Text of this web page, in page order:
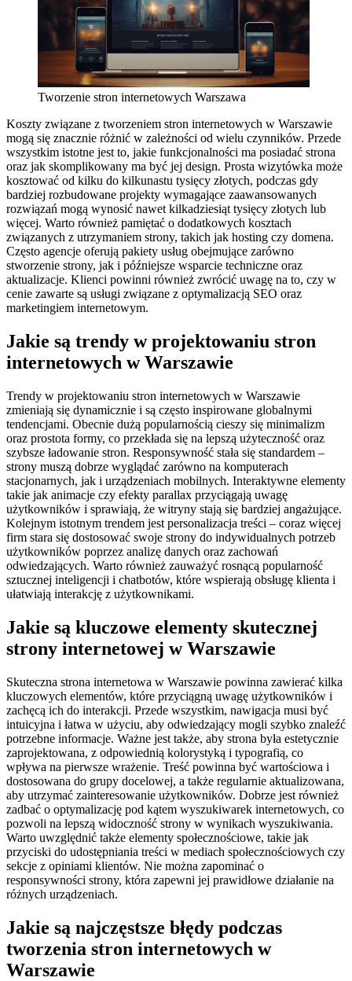
Tworzenie stron internetowych Warszawa
Koszty związane z tworzeniem stron internetowych w Warszawie
mogą się znacznie różnić w zależności od wielu czynników. Przede
wszystkim istotne jest to, jakie funkcjonalności ma posiadać strona
oraz jak skomplikowany ma być jej design. Prosta wizytówka może
kosztować od kilku do kilkunastu tysięcy złotych, podczas gdy
bardziej rozbudowane projekty wymagające zaawansowanych
rozwiązań mogą wynosić nawet kilkadziesiąt tysięcy złotych lub
więcej. Warto również pamiętać o dodatkowych kosztach
związanych z utrzymaniem strony, takich jak hosting czy domena.
Często agencje oferują pakiety usług obejmujące zarówno
stworzenie strony, jak i późniejsze wsparcie techniczne oraz
aktualizacje. Klienci powinni również zwrócić uwagę na to, czy w
cenie zawarte są usługi związane z optymalizacją SEO oraz
marketingiem internetowym.
Jakie są trendy w projektowaniu stron
internetowych w Warszawie
Trendy w projektowaniu stron internetowych w Warszawie
zmieniają się dynamicznie i są często inspirowane globalnymi
tendencjami. Obecnie dużą popularnością cieszy się minimalizm
oraz prostota formy, co przekłada się na lepszą użyteczność oraz
szybsze ładowanie stron. Responsywność stała się standardem –
strony muszą dobrze wyglądać zarówno na komputerach
stacjonarnych, jak i urządzeniach mobilnych. Interaktywne elementy
takie jak animacje czy efekty parallax przyciągają uwagę
użytkowników i sprawiają, że witryny stają się bardziej angażujące.
Kolejnym istotnym trendem jest personalizacja treści – coraz więcej
firm stara się dostosować swoje strony do indywidualnych potrzeb
użytkowników poprzez analizę danych oraz zachowań
odwiedzających. Warto również zauważyć rosnącą popularność
sztucznej inteligencji i chatbotów, które wspierają obsługę klienta i
ułatwiają interakcję z użytkownikami.
Jakie są kluczowe elementy skutecznej
strony internetowej w Warszawie
Skuteczna strona internetowa w Warszawie powinna zawierać kilka
kluczowych elementów, które przyciągną uwagę użytkowników i
zachęcą ich do interakcji. Przede wszystkim, nawigacja musi być
intuicyjna i łatwa w użyciu, aby odwiedzający mogli szybko znaleźć
potrzebne informacje. Ważne jest także, aby strona była estetycznie
zaprojektowana, z odpowiednią kolorystyką i typografią, co
wpływa na pierwsze wrażenie. Treść powinna być wartościowa i
dostosowana do grupy docelowej, a także regularnie aktualizowana,
aby utrzymać zainteresowanie użytkowników. Dobrze jest również
zadbać o optymalizację pod kątem wyszukiwarek internetowych, co
pozwoli na lepszą widoczność strony w wynikach wyszukiwania.
Warto uwzględnić także elementy społecznościowe, takie jak
przyciski do udostępniania treści w mediach społecznościowych czy
sekcje z opiniami klientów. Nie można zapominać o
responsywności strony, która zapewni jej prawidłowe działanie na
różnych urządzeniach.
Jakie są najczęstsze błędy podczas
tworzenia stron internetowych w
Warszawie